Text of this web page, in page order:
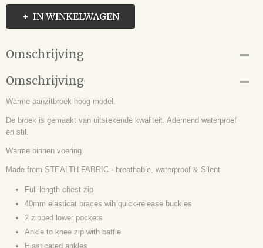
IN WINKELWAGEN
Omschrijving
Omschrijving
Warme aanzitbroek hoog model.
De broek is gemaakt van uitstekende kwaliteit. Ademend waterproef
en stil.
Warme binnen voering.
Made from STEALTH FABRIC - breathable, waterproof & Silent
Full-length chest zip
40mm elasticat braces wih quick-release buckles
2 zipped lower pockets
Ankle to knee zip with baffle
Elasticated ankles